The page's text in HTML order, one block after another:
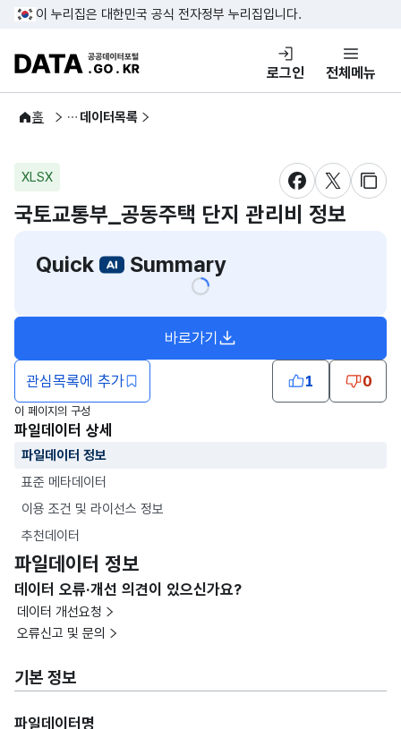
콘텐츠 바로가기
푸터 바로가기
이 누리집은 대한민국 공식 전자정부 누리집입니다.
DATA.GO.KR 공공데이터포털
로그인 전체메뉴
홈
공공데이터 데이터목록
XLSX
새창 열림새창 열림
새창
국토교통부_공동주택 단지 관리비 정보
Quick
Summary
관심목록에 추가
새창열림
바로가기
1 0
이 페이지의 구성
파일데이터 상세
파일데이터 정보
표준 메타데이터
이용 조건 및 라이선스 정보
추천데이터
파일데이터 정보
데이터 오류·개선 의견이 있으신가요?
데이터 개선요청
오류신고 및 문의
기본 정보
파일데이터명